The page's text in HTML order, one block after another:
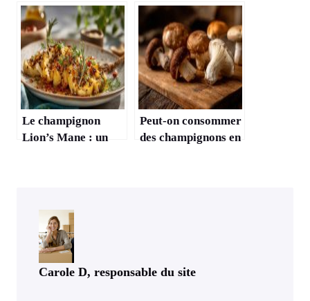
mode d’emploi
réelle prévention ?
Le champignon
Lion’s Mane : un
Peut-on consommer
des champignons en
Carole D, responsable du site